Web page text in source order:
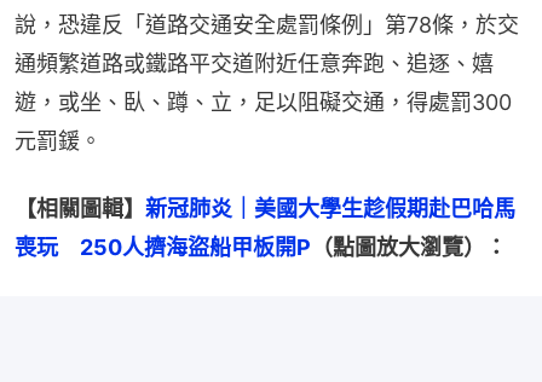
說，恐違反「道路交通安全處罰條例」第78條，於交
通頻繁道路或鐵路平交道附近任意奔跑、追逐、嬉
遊，或坐、臥、蹲、立，足以阻礙交通，得處罰300
元罰鍰。
【相關圖輯】 新冠肺炎｜美國大學生趁假期赴巴哈馬
喪玩　250人擠海盜船甲板開P （點圖放大瀏覽）：